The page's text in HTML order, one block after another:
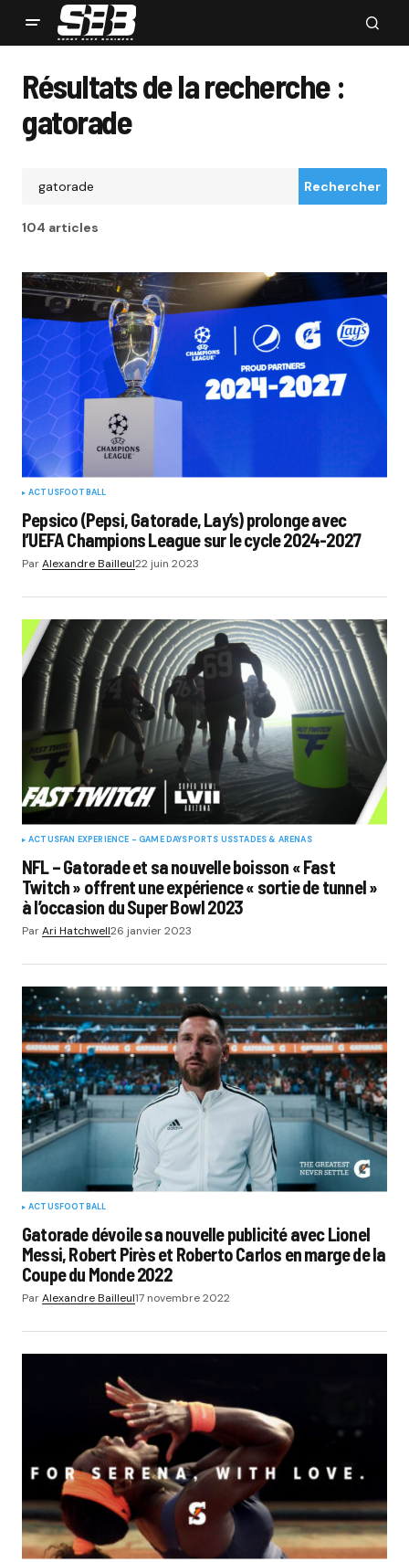
Résultats de la recherche :
gatorade
Rechercher
104 articles
ACTUSFOOTBALL
Pepsico (Pepsi, Gatorade, Lay’s) prolonge avec
l’UEFA Champions League sur le cycle 2024-2027
ParAlexandre Bailleul22 juin 2023
ACTUSFAN EXPERIENCE - GAME DAYSPORTS USSTADES & ARENAS
NFL – Gatorade et sa nouvelle boisson « Fast
Twitch » offrent une expérience « sortie de tunnel »
à l’occasion du Super Bowl 2023
ParAri Hatchwell26 janvier 2023
ACTUSFOOTBALL
Gatorade dévoile sa nouvelle publicité avec Lionel
Messi, Robert Pirès et Roberto Carlos en marge de la
Coupe du Monde 2022
ParAlexandre Bailleul17 novembre 2022